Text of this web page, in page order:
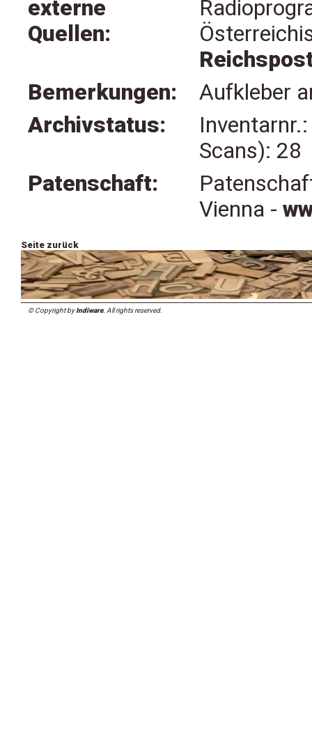
externe
Quellen:
Bemerkungen:
Aufkleber
Archivstatus:
Scans): 28
Patenschaft:
Vienna -
Seite zurück
© Copyright byIndiware. All rights reserved.